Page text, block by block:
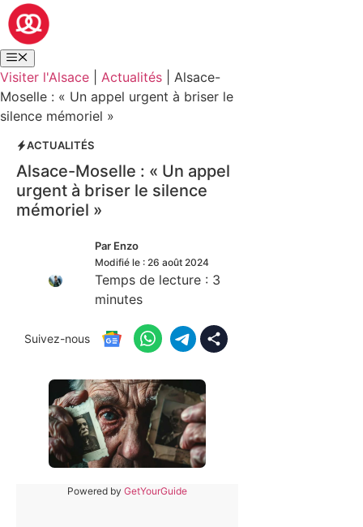
Visiter l'Alsace Actualités
Alsace-
Moselle : « Un appel urgent à briser le
silence mémoriel »
ACTUALITÉS
Alsace-Moselle : « Un appel
urgent à briser le silence
mémoriel »
Par Enzo
Modifié le : 26 août 2024
Temps de lecture : 3
minutes
Suivez-nous
Powered by GetYourGuide